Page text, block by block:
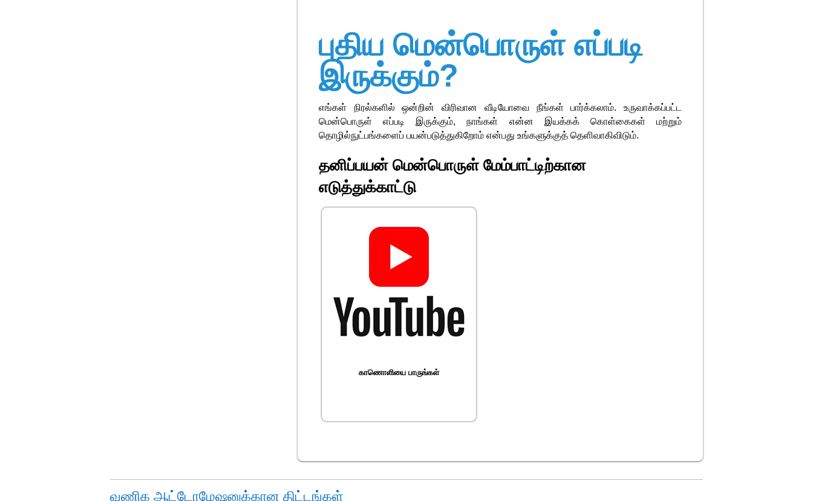
புதிய மென்பொருள் எப்படி
இருக்கும்?
எங்கள் நிரல்களில் ஒன்றின் விரிவான வீடியோவை நீங்கள் பார்க்கலாம். உருவாக்கப்பட்ட
மென்பொருள் எப்படி இருக்கும், நாங்கள் என்ன இயக்கக் கொள்கைகள் மற்றும்
தொழில்நுட்பங்களைப் பயன்படுத்துகிறோம் என்பது உங்களுக்குத் தெளிவாகிவிடும்.
தனிப்பயன் மென்பொருள் மேம்பாட்டிற்கான
எடுத்துக்காட்டு
காணொளியை பாருங்கள்
வணிக ஆட்டோமேஷனுக்கான திட்டங்கள்